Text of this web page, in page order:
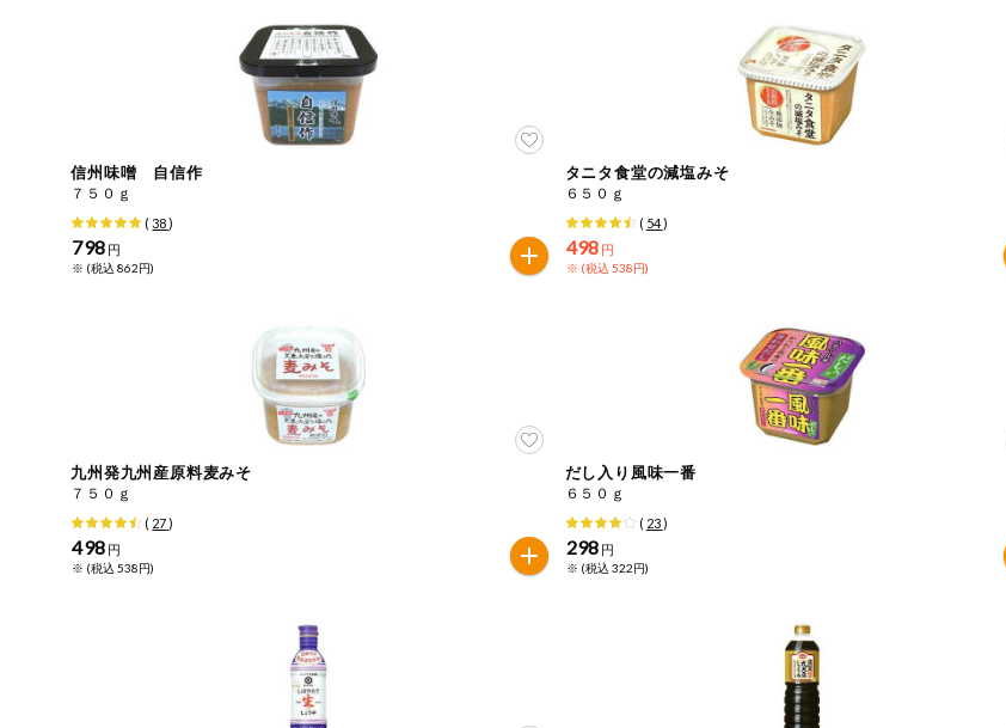
自動注文システム登録を修正する
くらしの定番品（毎週企画）
専門ショップサイト
パルコープ・よどがわ生協の情報サイト
商品のリクエスト
アプリのダウンロード
ーパー
コスメ＆ボデ
ィケア
ベビー
信州味噌 自信作
７５０ｇ
(38)
798 円
※ (税込 862円)
タニタ食堂の減塩みそ
６５０ｇ
( 54)
498 円
※ (税込 538円)
九州発九州産原料麦みそ
７５０ｇ
( 27)
498 円
※ (税込 538円)
だし入り風味一番
６５０ｇ
( 23)
298 円
※ (税込 322円)